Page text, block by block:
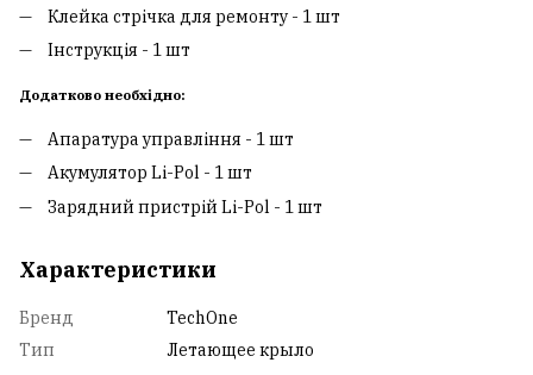
Клейка стрічка для ремонту - 1 шт
Інструкція - 1 шт
Додатково необхідно:
Апаратура управління - 1 шт
Акумулятор Li-Pol - 1 шт
Зарядний пристрій Li-Pol - 1 шт
Характеристики
Бренд
TechOne
Тип
Летающее крыло